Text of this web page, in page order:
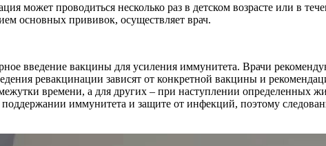
может проводиться несколько раз в детском возрасте или в
основных прививок, осуществляет врач.
введение вакцины для усиления иммунитета. Врачи
ревакцинации зависят от конкретной вакцины и
времени, а для других – при наступлении определенных
иммунитета и защите от инфекций, поэтому